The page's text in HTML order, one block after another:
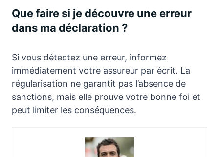
Que faire si je découvre une erreur
dans ma déclaration ?
Si vous détectez une erreur, informez
immédiatement votre assureur par écrit. La
régularisation ne garantit pas l’absence de
sanctions, mais elle prouve votre bonne foi et
peut limiter les conséquences.